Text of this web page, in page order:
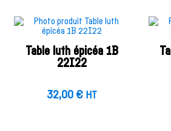
Table luth épicéa 1B
22I22
32,00 € HT